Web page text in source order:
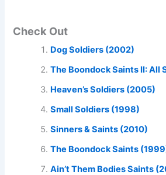
Check Out
Dog Soldiers (2002)
The Boondock Saints II: All
Heaven’s Soldiers (2005)
Small Soldiers (1998)
Sinners & Saints (2010)
The Boondock Saints
Ain’t Them Bodies Saints